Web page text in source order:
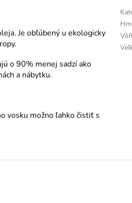
Je obľúbený u ekologicky
o 90% menej sadzí ako
a nábytku.
vosku možno ľahko čistiť s